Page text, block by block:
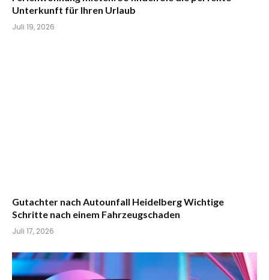
Unterkunft für Ihren Urlaub
Juli 19, 2026
Gutachter nach Autounfall Heidelberg Wichtige
Schritte nach einem Fahrzeugschaden
Juli 17, 2026